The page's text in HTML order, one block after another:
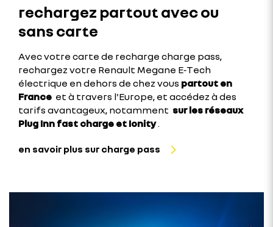
rechargez partout avec ou
sans carte
Avec votre carte de recharge charge pass,
rechargez votre Renault Megane E‑Tech
électrique en dehors de chez vous partout en
France et à travers l'Europe, et accédez à des
tarifs avantageux, notamment sur les réseaux
Plug Inn fast charge et Ionity.
en savoir plus sur charge pass